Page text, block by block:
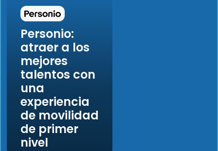
Personio:
atraer a los
mejores
talentos con
una
experiencia
de movilidad
de primer
nivel